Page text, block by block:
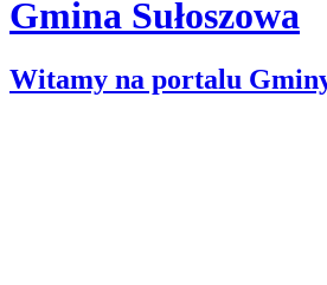
Gmina Sułoszowa
Witamy na portalu Gminy